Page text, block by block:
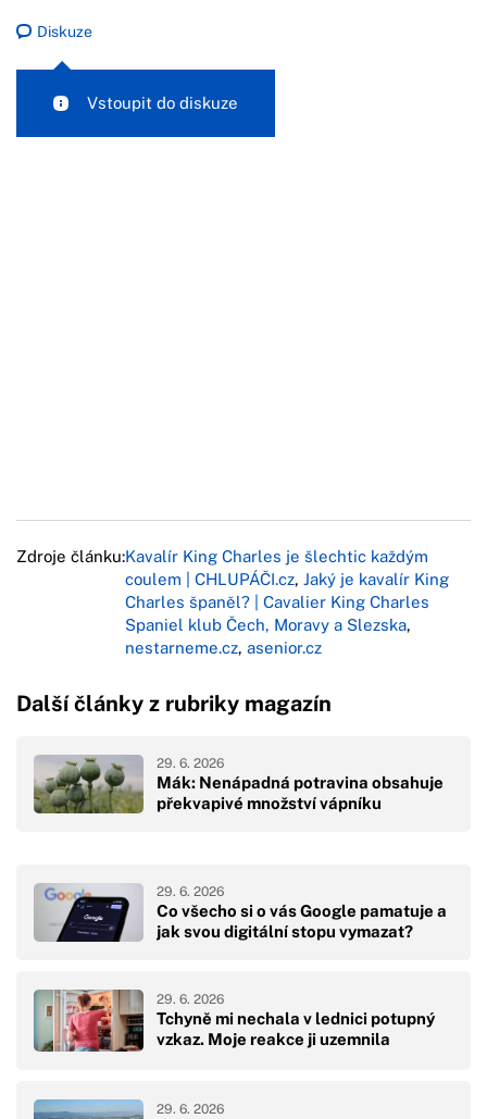
Diskuze
Vstoupit do diskuze
Zdroje článku:Kavalír King Charles je šlechtic každým
coulem | CHLUPÁČI.cz, Jaký je kavalír King
Charles španěl? | Cavalier King Charles
Spaniel klub Čech, Moravy a Slezska,
nestarneme.cz, asenior.cz
Další články z rubriky magazín
Mák: Nenápadná potravina obsahuje
překvapivé množství vápníku
29. 6. 2026
Co všecho si o vás Google pamatuje a
jak svou digitální stopu vymazat?
29. 6. 2026
Tchyně mi nechala v lednici potupný
vzkaz. Moje reakce ji uzemnila
29. 6. 2026
29. 6. 2026